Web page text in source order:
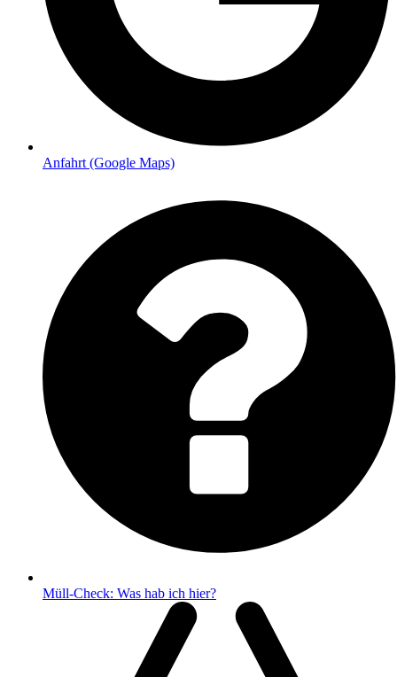
Anfahrt (Google Maps)
Müll-Check: Was hab ich hier?